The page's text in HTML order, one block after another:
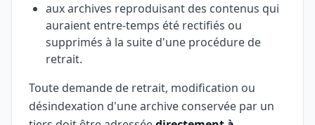
aux archives reproduisant des contenus qui
auraient entre-temps été rectifiés ou
supprimés à la suite d'une procédure de
retrait.
Toute demande de retrait, modification ou
désindexation d'une archive conservée par un